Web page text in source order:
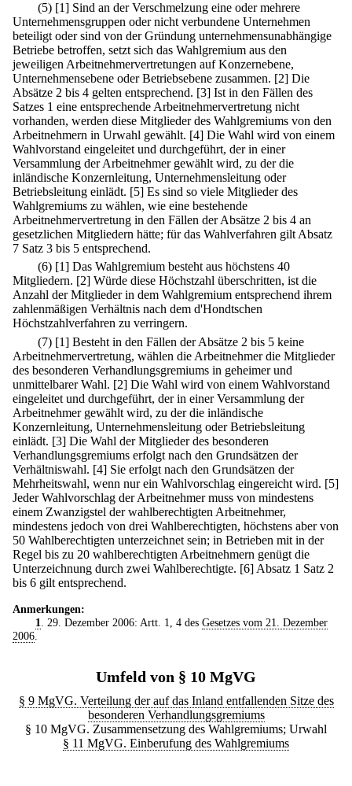
(5) [1] Sind an der Verschmelzung eine oder mehrere
Unternehmensgruppen oder nicht verbundene Unternehmen
beteiligt oder sind von der Gründung unternehmensunabhängige
Betriebe betroffen, setzt sich das Wahlgremium aus den
jeweiligen Arbeitnehmervertretungen auf Konzernebene,
Unternehmensebene oder Betriebsebene zusammen. [2] Die
Absätze 2 bis 4 gelten entsprechend. [3] Ist in den Fällen des
Satzes 1 eine entsprechende Arbeitnehmervertretung nicht
vorhanden, werden diese Mitglieder des Wahlgremiums von den
Arbeitnehmern in Urwahl gewählt. [4] Die Wahl wird von einem
Wahlvorstand eingeleitet und durchgeführt, der in einer
Versammlung der Arbeitnehmer gewählt wird, zu der die
inländische Konzernleitung, Unternehmensleitung oder
Betriebsleitung einlädt. [5] Es sind so viele Mitglieder des
Wahlgremiums zu wählen, wie eine bestehende
Arbeitnehmervertretung in den Fällen der Absätze 2 bis 4 an
gesetzlichen Mitgliedern hätte; für das Wahlverfahren gilt Absatz
7 Satz 3 bis 5 entsprechend.
(6) [1] Das Wahlgremium besteht aus höchstens 40
Mitgliedern. [2] Würde diese Höchstzahl überschritten, ist die
Anzahl der Mitglieder in dem Wahlgremium entsprechend ihrem
zahlenmäßigen Verhältnis nach dem d'Hondtschen
Höchstzahlverfahren zu verringern.
(7) [1] Besteht in den Fällen der Absätze 2 bis 5 keine
Arbeitnehmervertretung, wählen die Arbeitnehmer die Mitglieder
des besonderen Verhandlungsgremiums in geheimer und
unmittelbarer Wahl. [2] Die Wahl wird von einem Wahlvorstand
eingeleitet und durchgeführt, der in einer Versammlung der
Arbeitnehmer gewählt wird, zu der die inländische
Konzernleitung, Unternehmensleitung oder Betriebsleitung
einlädt. [3] Die Wahl der Mitglieder des besonderen
Verhandlungsgremiums erfolgt nach den Grundsätzen der
Verhältniswahl. [4] Sie erfolgt nach den Grundsätzen der
Mehrheitswahl, wenn nur ein Wahlvorschlag eingereicht wird. [5]
Jeder Wahlvorschlag der Arbeitnehmer muss von mindestens
einem Zwanzigstel der wahlberechtigten Arbeitnehmer,
mindestens jedoch von drei Wahlberechtigten, höchstens aber von
50 Wahlberechtigten unterzeichnet sein; in Betrieben mit in der
Regel bis zu 20 wahlberechtigten Arbeitnehmern genügt die
Unterzeichnung durch zwei Wahlberechtigte. [6] Absatz 1 Satz 2
bis 6 gilt entsprechend.
Anmerkungen:
1
. 29. Dezember 2006: Artt. 1, 4 des Gesetzes vom 21. Dezember
2006
Umfeld von § 10 MgVG
§ 9 MgVG. Verteilung der auf das Inland entfallenden Sitze des
besonderen Verhandlungsgremiums
§ 10 MgVG. Zusammensetzung des Wahlgremiums; Urwahl
§ 11 MgVG. Einberufung des Wahlgremiums